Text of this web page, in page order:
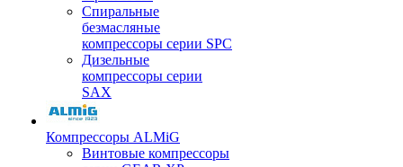
Спиральные
безмасляные
компрессоры серии SPC
Дизельные
компрессоры серии
SAX
Компрессоры ALMiG
Винтовые компрессоры